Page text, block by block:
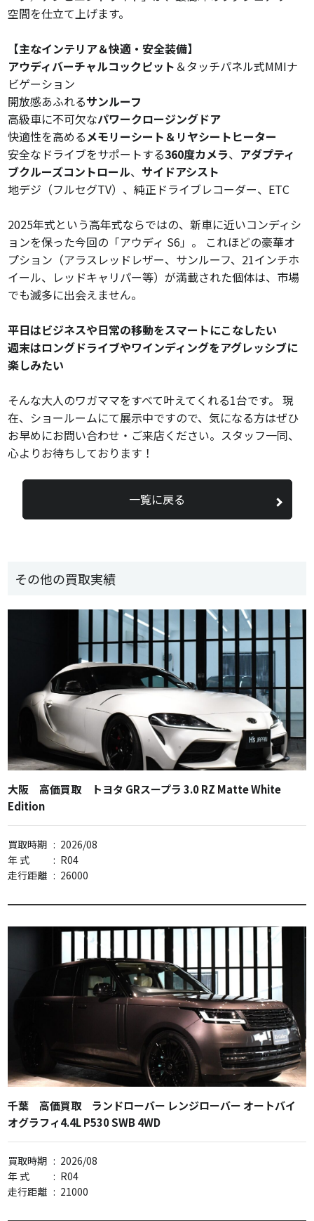
その他の買取実績
大阪 高価買取 トヨタ GRスープラ 3.0 RZ Matte White
Edition
買取時期 : 2026/08
年 式
: R04
走行距離 : 26000
千葉 高価買取 ランドローバー レンジローバー オートバイ
オグラフィ4.4L P530 SWB 4WD
買取時期 : 2026/08
年 式
: R04
走行距離 : 21000
空間を仕立て上げます。
【主なインテリア＆快適・安全装備】
アウディバーチャルコックピット ＆タッチパネル式MMIナ
ビゲーション
開放感あふれるサンルーフ
高級車に不可欠なパワークロージングドア
快適性を高めるメモリーシート＆リヤシートヒーター
安全なドライブをサポートする360度カメラ、 アダプティ
ブクルーズコントロール、 サイドアシスト
地デジ（フルセグTV）、純正ドライブレコーダー、ETC
2025年式という高年式ならではの、新車に近いコンディシ
ョンを保った今回の「アウディ S6」。 これほどの豪華オ
プション（アラスレッドレザー、サンルーフ、21インチホ
イール、レッドキャリパー等）が満載された個体は、市場
でも滅多に出会えません。
平日はビジネスや日常の移動をスマートにこなしたい
週末はロングドライブやワインディングをアグレッシブに
楽しみたい
そんな大人のワガママをすべて叶えてくれる1台です。 現
在、ショールームにて展示中ですので、気になる方はぜひ
お早めにお問い合わせ・ご来店ください。スタッフ一同、
心よりお待ちしております！
一覧に戻る